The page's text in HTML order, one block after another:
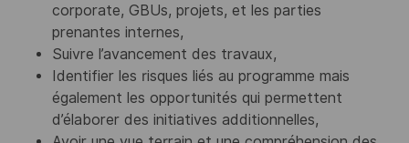
corporate, GBUs, projets, et les parties
prenantes internes,
Suivre l’avancement des travaux,
Identifier les risques liés au programme mais
également les opportunités qui permettent
d’élaborer des initiatives additionnelles,